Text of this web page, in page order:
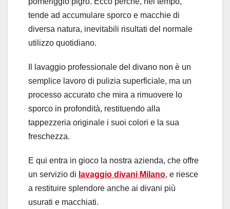
tende ad accumulare sporco e macchie di
diversa natura, inevitabili risultati del normale
utilizzo quotidiano.
Il lavaggio professionale del divano non è un
semplice lavoro di pulizia superficiale, ma un
processo accurato che mira a rimuovere lo
sporco in profondità, restituendo alla
tappezzeria originale i suoi colori e la sua
freschezza.
E qui entra in gioco la nostra azienda, che offre
un servizio di lavaggio divani Milano, e riesce
a restituire splendore anche ai divani più
usurati e macchiati.